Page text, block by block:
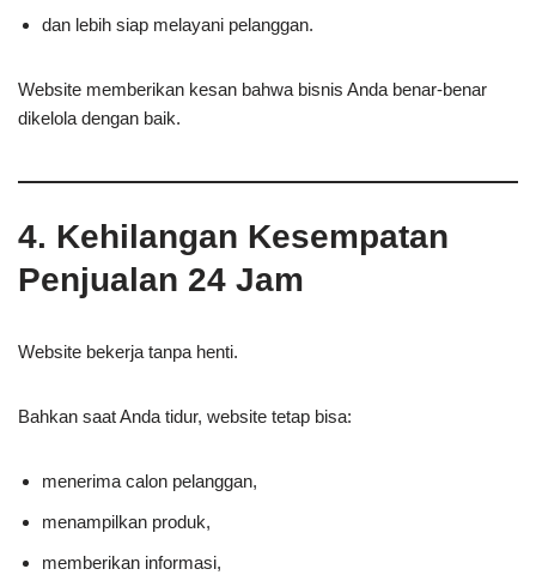
dan lebih siap melayani pelanggan.
Website memberikan kesan bahwa bisnis Anda benar-benar
dikelola dengan baik.
4. Kehilangan Kesempatan
Penjualan 24 Jam
Website bekerja tanpa henti.
Bahkan saat Anda tidur, website tetap bisa:
menerima calon pelanggan,
menampilkan produk,
memberikan informasi,